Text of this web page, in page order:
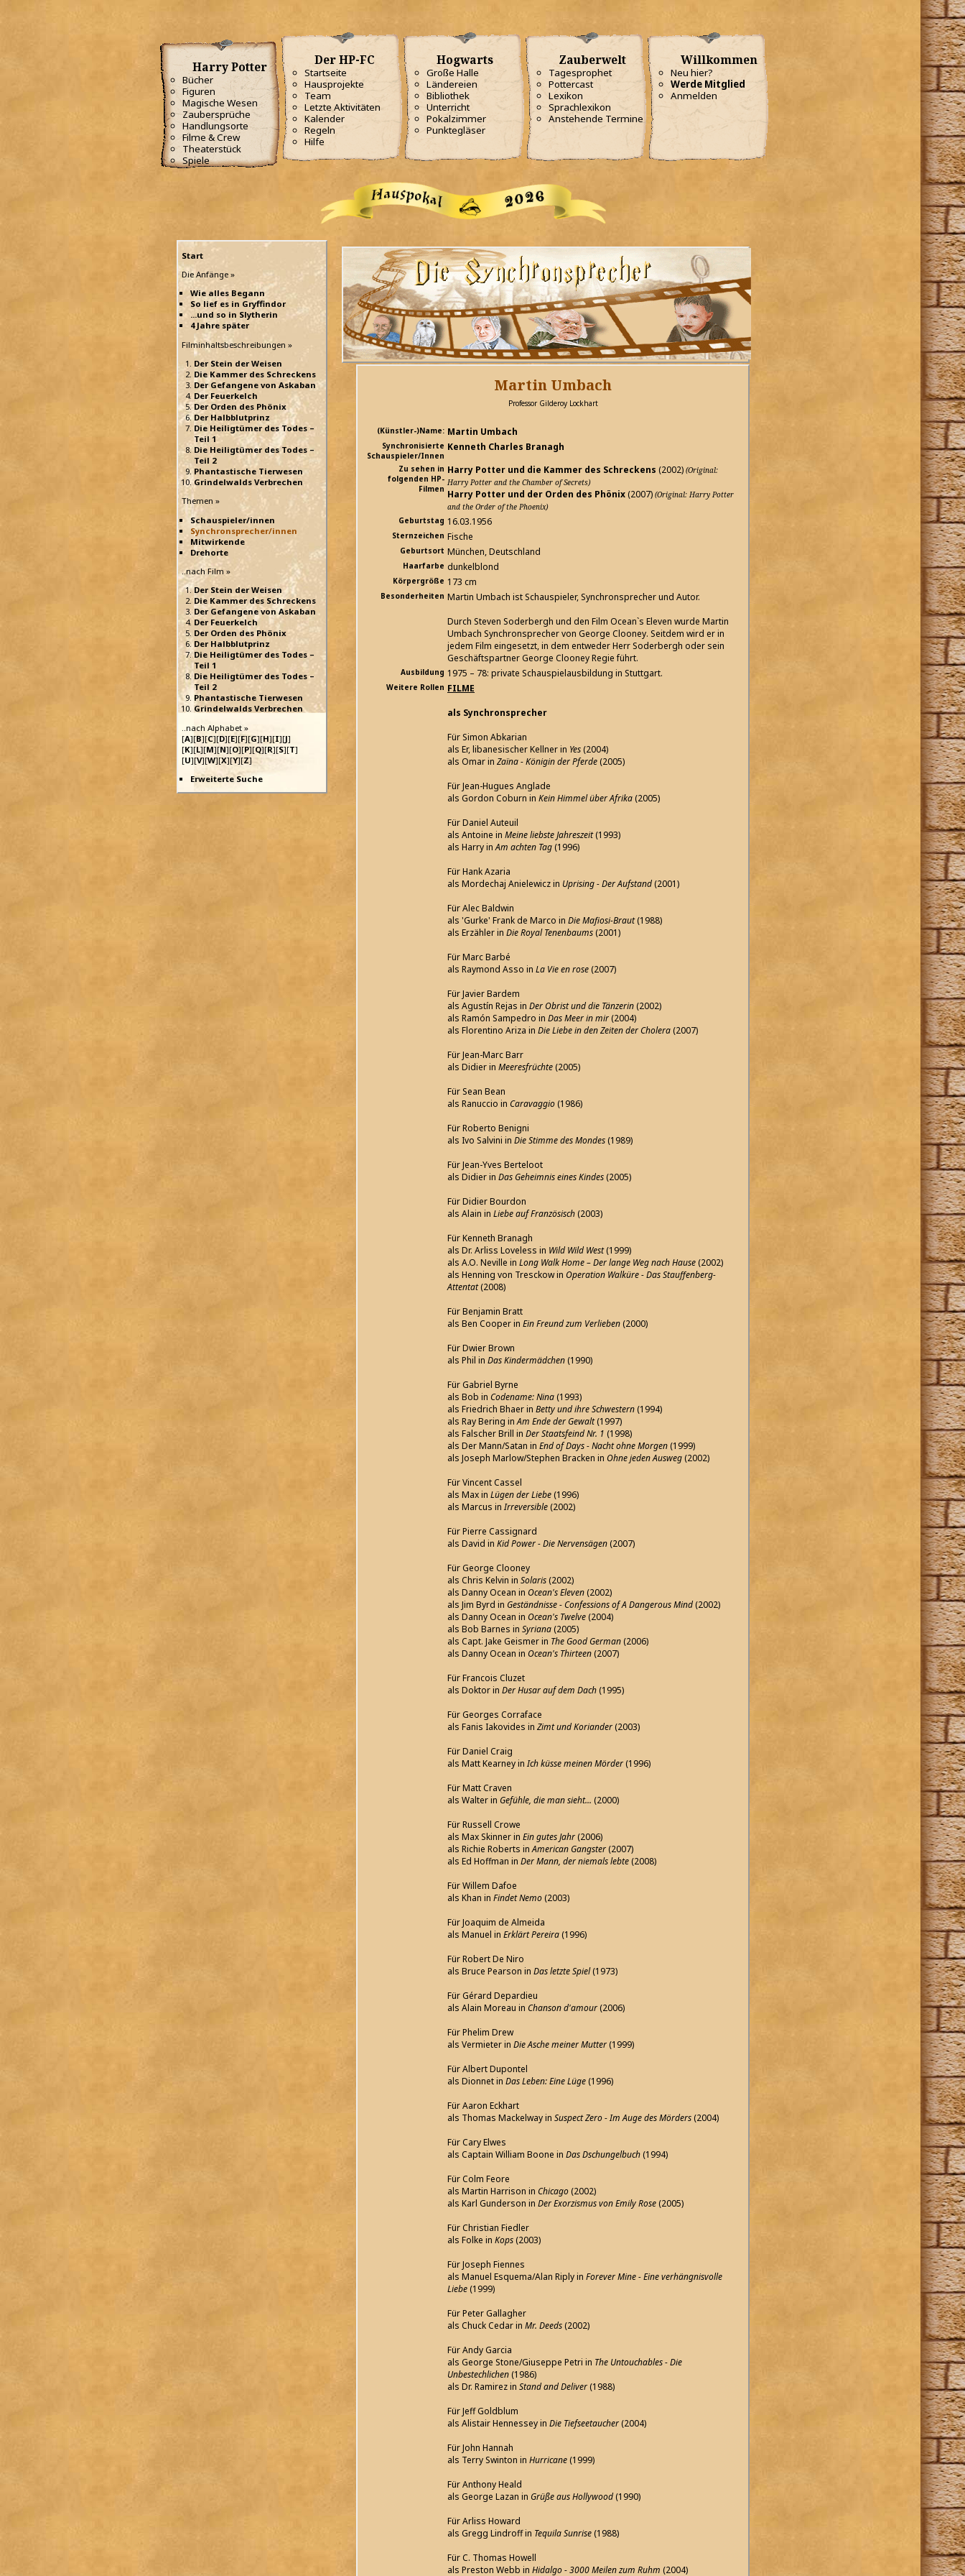
Harry Potter
Bücher
Figuren
Magische Wesen
Zaubersprüche
Handlungsorte
Filme & Crew
Theaterstück
Spiele
Der HP-FC
Startseite
Hausprojekte
Team
Letzte Aktivitäten
Kalender
Regeln
Hilfe
Hogwarts
Große Halle
Ländereien
Bibliothek
Unterricht
Pokalzimmer
Punktegläser
Zauberwelt
Tagesprophet
Pottercast
Lexikon
Sprachlexikon
Anstehende Termine
Willkommen
Neu hier?
Werde Mitglied
Anmelden
Start
Die Anfänge »
Wie alles Begann
So lief es in Gryffindor
...und so in Slytherin
4 Jahre später
Filminhaltsbeschreibungen »
Der Stein der Weisen
Die Kammer des Schreckens
Der Gefangene von Askaban
Der Feuerkelch
Der Orden des Phönix
Der Halbblutprinz
Die Heiligtümer des Todes –
Teil 1
Die Heiligtümer des Todes –
Teil 2
Phantastische Tierwesen
Grindelwalds Verbrechen
Themen »
Schauspieler/innen
Synchronsprecher/innen
Mitwirkende
Drehorte
..nach Film »
Der Stein der Weisen
Die Kammer des Schreckens
Der Gefangene von Askaban
Der Feuerkelch
Der Orden des Phönix
Der Halbblutprinz
Die Heiligtümer des Todes –
Teil 1
Die Heiligtümer des Todes –
Teil 2
Phantastische Tierwesen
Grindelwalds Verbrechen
..nach Alphabet »
[A][B][C][D][E][F][G][H][I][J]
[K][L][M][N][O][P][Q][R][S][T]
[U][V][W][X][Y][Z]
Erweiterte Suche
Martin Umbach
Professor Gilderoy Lockhart
(Künstler-)Name: Martin Umbach
Synchronisierte
Schauspieler/Innen
Kenneth Charles Branagh
Zu sehen in
folgenden HP-
Filmen
Harry Potter und die Kammer des Schreckens (2002) (Original:
Harry Potter and the Chamber of Secrets)
Harry Potter und der Orden des Phönix(2007) (Original: Harry Potter
and the Order of the Phoenix)
Geburtstag 16.03.1956
Sternzeichen Fische
Geburtsort München, Deutschland
Haarfarbe dunkelblond
Körpergröße 173 cm
Besonderheiten Martin Umbach ist Schauspieler, Synchronsprecher und Autor.
Durch Steven Soderbergh und den Film Ocean`s Eleven wurde Martin
Umbach Synchronsprecher von George Clooney. Seitdem wird er in
jedem Film eingesetzt, in dem entweder Herr Soderbergh oder sein
Geschäftspartner George Clooney Regie führt.
Ausbildung 1975 – 78: private Schauspielausbildung in Stuttgart.
Weitere Rollen FILME
als Synchronsprecher
Für Simon Abkarian
als Er, libanesischer Kellner in Yes(2004)
als Omar in Zaïna - Königin der Pferde(2005)
Für Jean-Hugues Anglade
als Gordon Coburn in Kein Himmel über Afrika(2005)
Für Daniel Auteuil
als Antoine in Meine liebste Jahreszeit(1993)
als Harry inAm achten Tag(1996)
Für Hank Azaria
als Mordechaj Anielewicz in Uprising - Der Aufstand(2001)
Für Alec Baldwin
als 'Gurke' Frank de Marco in Die Mafiosi-Braut(1988)
als Erzähler in Die Royal Tenenbaums(2001)
Für Marc Barbé
als Raymond Asso in La Vie en rose(2007)
Für Javier Bardem
als Agustín Rejas in Der Obrist und die Tänzerin(2002)
als Ramón Sampedro in Das Meer in mir(2004)
als Florentino Ariza in Die Liebe in den Zeiten der Cholera(2007)
Für Jean-Marc Barr
als Didier in Meeresfrüchte(2005)
Für Sean Bean
als Ranuccio in Caravaggio(1986)
Für Roberto Benigni
als Ivo Salvini in Die Stimme des Mondes(1989)
Für Jean-Yves Berteloot
als Didier in Das Geheimnis eines Kindes(2005)
Für Didier Bourdon
als Alain in Liebe auf Französisch(2003)
Für Kenneth Branagh
als Dr. Arliss Loveless in Wild Wild West(1999)
als A.O. Neville in Long Walk Home – Der lange Weg nach Hause(2002)
als Henning von Tresckow in Operation Walküre - Das Stauffenberg-
Attentat(2008)
Für Benjamin Bratt
als Ben Cooper in Ein Freund zum Verlieben(2000)
Für Dwier Brown
als Phil in Das Kindermädchen(1990)
Für Gabriel Byrne
als Bob in Codename: Nina(1993)
als Friedrich Bhaer in Betty und ihre Schwestern(1994)
als Ray Bering inAm Ende der Gewalt(1997)
als Falscher Brill in Der Staatsfeind Nr. 1 (1998)
als Der Mann/Satan in End of Days - Nacht ohne Morgen(1999)
als Joseph Marlow/Stephen Bracken in Ohne jeden Ausweg(2002)
Für Vincent Cassel
als Max in Lügen der Liebe(1996)
als Marcus inIrreversible(2002)
Für Pierre Cassignard
als David in Kid Power - Die Nervensägen(2007)
Für George Clooney
als Chris Kelvin in Solaris(2002)
als Danny Ocean in Ocean's Eleven(2002)
als Jim Byrd in Geständnisse - Confessions of A Dangerous Mind(2002)
als Danny Ocean in Ocean's Twelve(2004)
als Bob Barnes in Syriana(2005)
als Capt. Jake Geismer in The Good German(2006)
als Danny Ocean in Ocean's Thirteen(2007)
Für Francois Cluzet
als Doktor in Der Husar auf dem Dach(1995)
Für Georges Corraface
als Fanis Iakovides in Zimt und Koriander(2003)
Für Daniel Craig
als Matt Kearney inIch küsse meinen Mörder(1996)
Für Matt Craven
als Walter in Gefühle, die man sieht... (2000)
Für Russell Crowe
als Max Skinner in Ein gutes Jahr(2006)
als Richie Roberts inAmerican Gangster(2007)
als Ed Hoffman in Der Mann, der niemals lebte(2008)
Für Willem Dafoe
als Khan in Findet Nemo(2003)
Für Joaquim de Almeida
als Manuel in Erklärt Pereira(1996)
Für Robert De Niro
als Bruce Pearson in Das letzte Spiel(1973)
Für Gérard Depardieu
als Alain Moreau in Chanson d'amour(2006)
Für Phelim Drew
als Vermieter in Die Asche meiner Mutter(1999)
Für Albert Dupontel
als Dionnet in Das Leben: Eine Lüge(1996)
Für Aaron Eckhart
als Thomas Mackelway in Suspect Zero - Im Auge des Mörders(2004)
Für Cary Elwes
als Captain William Boone in Das Dschungelbuch(1994)
Für Colm Feore
als Martin Harrison in Chicago(2002)
als Karl Gunderson in Der Exorzismus von Emily Rose(2005)
Für Christian Fiedler
als Folke in Kops(2003)
Für Joseph Fiennes
als Manuel Esquema/Alan Riply in Forever Mine - Eine verhängnisvolle
Liebe(1999)
Für Peter Gallagher
als Chuck Cedar in Mr. Deeds(2002)
Für Andy Garcia
als George Stone/Giuseppe Petri in The Untouchables - Die
Unbestechlichen(1986)
als Dr. Ramirez in Stand and Deliver(1988)
Für Jeff Goldblum
als Alistair Hennessey in Die Tiefseetaucher(2004)
Für John Hannah
als Terry Swinton in Hurricane(1999)
Für Anthony Heald
als George Lazan in Grüße aus Hollywood(1990)
Für Arliss Howard
als Gregg Lindroff in Tequila Sunrise(1988)
Für C. Thomas Howell
als Preston Webb in Hidalgo - 3000 Meilen zum Ruhm (2004)